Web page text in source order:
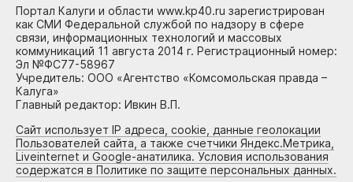
Портал Калуги и области www.kp40.ru зарегистрирован
как СМИ Федеральной службой по надзору в сфере
связи, информационных технологий и массовых
коммуникаций 11 августа 2014 г. Регистрационный номер:
Эл №ФС77-58967
Учредитель: ООО «Агентство «Комсомольская правда –
Калуга»
Главный редактор: Ивкин В.П.
Сайт использует IP адреса, cookie, данные геолокации
Пользователей сайта, а также счетчики Яндекс.Метрика,
Liveinternet и Google-анатилика. Условия использования
содержатся в Политике по защите персональных данных.